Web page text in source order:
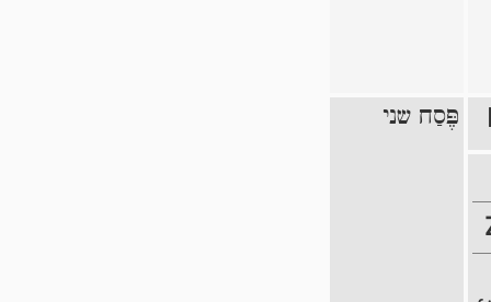
פֶּסַח שני